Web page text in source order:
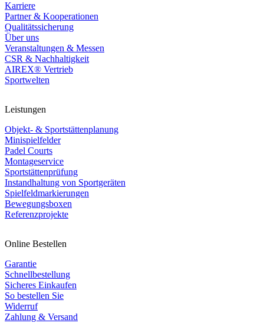
Karriere
Partner & Kooperationen
Qualitätssicherung
Über uns
Veranstaltungen & Messen
CSR & Nachhaltigkeit
AIREX® Vertrieb
Sportwelten
Leistungen
Objekt- & Sportstättenplanung
Minispielfelder
Padel Courts
Montageservice
Sportstättenprüfung
Instandhaltung von Sportgeräten
Spielfeldmarkierungen
Bewegungsboxen
Referenzprojekte
Online Bestellen
Garantie
Schnellbestellung
Sicheres Einkaufen
So bestellen Sie
Widerruf
Zahlung & Versand